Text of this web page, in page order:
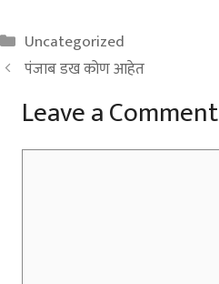
Categories
Uncategorized
पंजाब डख कोण आहेत
Leave a Comment